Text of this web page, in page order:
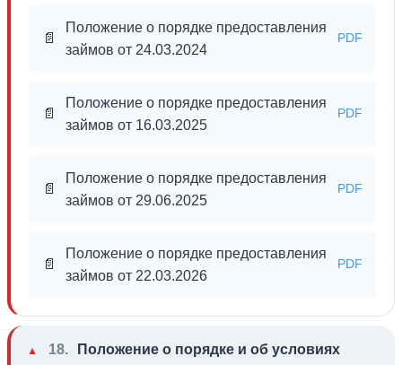
📄
Положение о порядке предоставления
займов от 24.03.2024
PDF
📄
Положение о порядке предоставления
займов от 16.03.2025
PDF
📄
Положение о порядке предоставления
займов от 29.06.2025
PDF
📄
Положение о порядке предоставления
займов от 22.03.2026
PDF
18.
Положение о порядке и об условиях